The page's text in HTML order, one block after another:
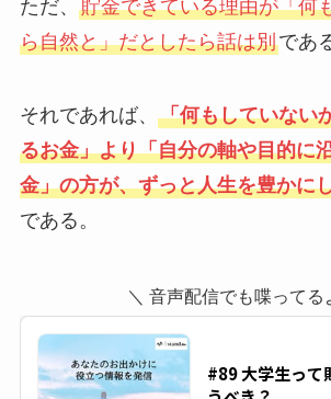
ただ、 貯金できている理由が「何
ら自然と」だとしたら話は別であ
それであれば、 「何もしていない
るお金」より「自分の軸や目的に
金」の方が、ずっと人生を豊かに
である。
＼ 音声配信でも喋ってる